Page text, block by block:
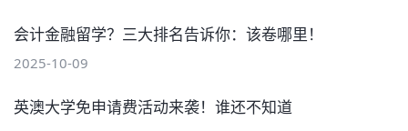
会计金融留学？三大排名告诉你：该卷哪里！
2025-10-09
英澳大学免申请费活动来袭！谁还不知道